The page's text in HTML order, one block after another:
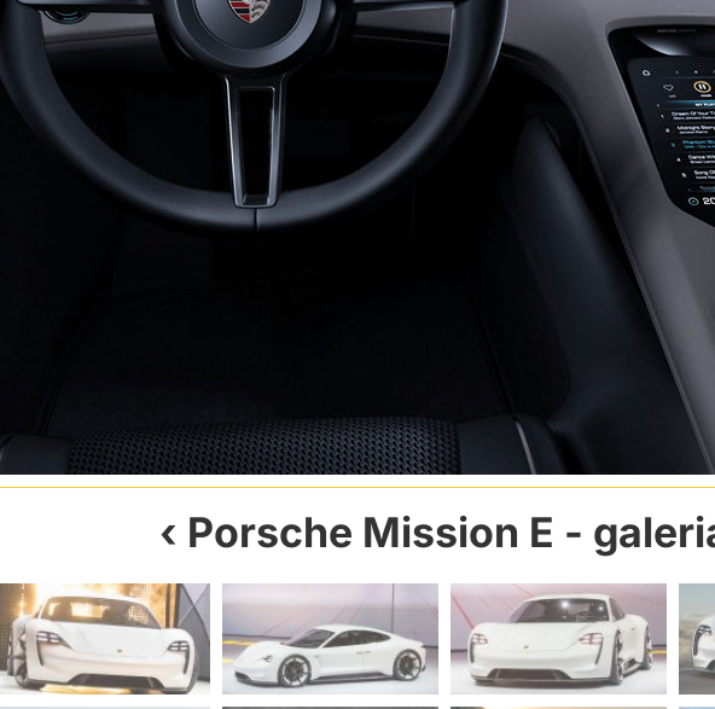
Porsche Mission E -